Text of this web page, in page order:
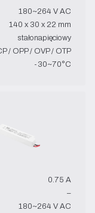
180~264 V AC
140 x 30 x 22 mm
stałonapięciowy
/ OPP / OVP / OTP
-30~70°C
0.75 A
–
180~264 V AC